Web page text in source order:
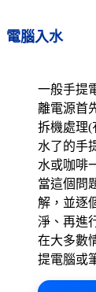
電腦修理 上門手
服務。
我們會即場更
設定印表機/檔
(未經我修,未算
歡迎查詢及預約 :
電話:23345909
WhatsApp
電腦入水
一般手提
離電源首
拆機處理(
水了的手
水或咖啡
當這個問
解，並逐
淨、再進
在大多數
提電腦或